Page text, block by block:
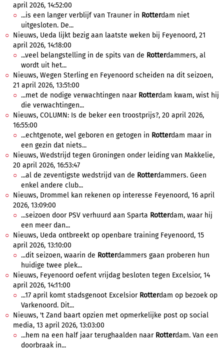
april 2026, 14:52:00
...is een langer verblijf van Trauner in Rotterdam niet
uitgesloten. De...
Nieuws, Ueda lijkt bezig aan laatste weken bij Feyenoord, 21
april 2026, 14:18:00
...veel belangstelling in de spits van de Rotterdammers, al
wordt uit het...
Nieuws, Wegen Sterling en Feyenoord scheiden na dit seizoen,
21 april 2026, 13:51:00
...met de nodige verwachtingen naar Rotterdam kwam, wist hij
die verwachtingen...
Nieuws, COLUMN: Is de beker een troostprijs?, 20 april 2026,
16:55:00
...echtgenote, wel geboren en getogen in Rotterdam maar in
een gezin dat niets...
Nieuws, Wedstrijd tegen Groningen onder leiding van Makkelie,
20 april 2026, 16:53:47
...al de zeventigste wedstrijd van de Rotterdammers. Geen
enkel andere club...
Nieuws, Drommel kan rekenen op interesse Feyenoord, 16 april
2026, 13:09:00
...seizoen door PSV verhuurd aan Sparta Rotterdam, waar hij
een meer dan...
Nieuws, Ueda ontbreekt op openbare training Feyenoord, 15
april 2026, 13:10:00
...dit seizoen, waarin de Rotterdammers gaan proberen hun
huidige twee plek...
Nieuws, Feyenoord oefent vrijdag besloten tegen Excelsior, 14
april 2026, 14:11:00
...17 april komt stadsgenoot Excelsior Rotterdam op bezoek op
Varkenoord. Dit...
Nieuws, 't Zand baart opzien met opmerkelijke post op social
media, 13 april 2026, 13:03:00
...hem na een half jaar terughaalden naar Rotterdam. Van een
doorbraak in...